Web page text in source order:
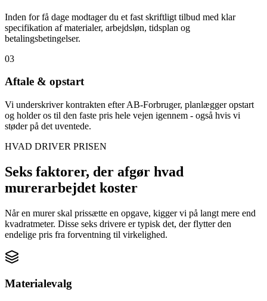
Inden for få dage modtager du et fast skriftligt tilbud med klar
specifikation af materialer, arbejdsløn, tidsplan og
betalingsbetingelser.
03
Aftale & opstart
Vi underskriver kontrakten efter AB-Forbruger, planlægger opstart
og holder os til den faste pris hele vejen igennem - også hvis vi
støder på det uventede.
HVAD DRIVER PRISEN
Seks faktorer, der afgør hvad
murerarbejdet koster
Når en murer skal prissætte en opgave, kigger vi på langt mere end
kvadratmeter. Disse seks drivere er typisk det, der flytter den
endelige pris fra forventning til virkelighed.
Materialevalg